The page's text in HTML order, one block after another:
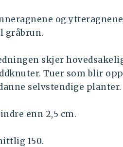
og
gråbrun.
skjer
Tuer som blir
selvstendige planter.
enn 2,5 cm.
150.